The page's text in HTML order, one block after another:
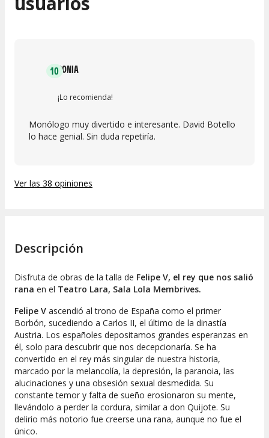
10SONIA
¡Lo recomienda!
Monólogo muy divertido e interesante. David Botello
lo hace genial. Sin duda repetiría.
Ver las 38 opiniones
Descripción
Disfruta de obras de la talla de Felipe V, el rey que nos salió
rana en el Teatro Lara, Sala Lola Membrives.
Felipe V ascendió al trono de España como el primer
Borbón, sucediendo a Carlos II, el último de la dinastía
Austria. Los españoles depositamos grandes esperanzas en
él, solo para descubrir que nos decepcionaría. Se ha
convertido en el rey más singular de nuestra historia,
marcado por la melancolía, la depresión, la paranoia, las
alucinaciones y una obsesión sexual desmedida. Su
constante temor y falta de sueño erosionaron su mente,
llevándolo a perder la cordura, similar a don Quijote. Su
delirio más notorio fue creerse una rana, aunque no fue el
único.